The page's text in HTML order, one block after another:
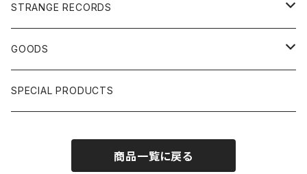
GIRLS
HIPHOP CLASSIC GALLERY
日本語ラップ CLASSIC GALLERY
US/UK/OTHERS
JAPANESE
STRANGE RECORDS
DRUM DRUM DRUM/KARAOKE
パチソン/AUDIO CHECK/LIBRARY
GOODS
BOOK
SPECIAL PRODUCTS
商品一覧に戻る